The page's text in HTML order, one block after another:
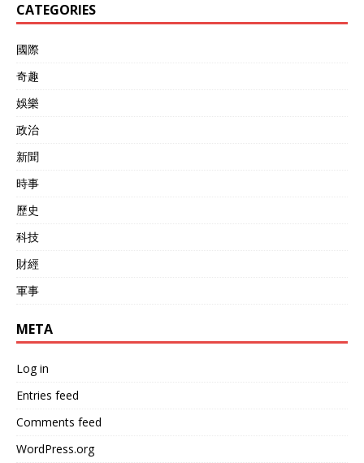
CATEGORIES
國際
奇趣
娛樂
政治
新聞
時事
歷史
科技
財經
軍事
META
Log in
Entries feed
Comments feed
WordPress.org